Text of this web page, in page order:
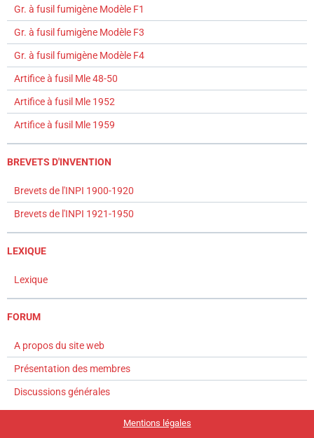
Gr. à fusil fumigène Modèle F1
Gr. à fusil fumigène Modèle F3
Gr. à fusil fumigène Modèle F4
Artifice à fusil Mle 48-50
Artifice à fusil Mle 1952
Artifice à fusil Mle 1959
BREVETS D'INVENTION
Brevets de l'INPI 1900-1920
Brevets de l'INPI 1921-1950
LEXIQUE
Lexique
FORUM
A propos du site web
Présentation des membres
Discussions générales
Mentions légales